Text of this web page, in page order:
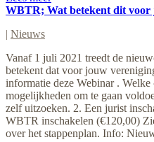
WBTR; Wat betekent dit voor
| Nieuws
Vanaf 1 juli 2021 treedt de
betekent dat voor jouw
informatie deze Webinar .
mogelijkheden om te gaan
zelf uitzoeken. 2. Een jurist
WBTR inschakelen (€120,00)
over het stappenplan. Info: